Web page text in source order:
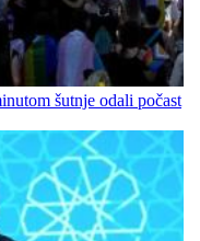
šutnje odali počast